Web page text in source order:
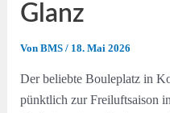
Glanz
Von BMS / 18. Mai 2026
Der beliebte Bouleplatz in
pünktlich zur Freiluftsaison